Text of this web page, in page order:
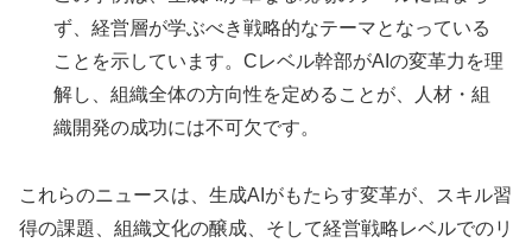
ず、経営層が学ぶべき戦略的なテーマとなっている
ことを示しています。Cレベル幹部がAIの変革力を理
解し、組織全体の方向性を定めることが、人材・組
織開発の成功には不可欠です。
これらのニュースは、生成AIがもたらす変革が、スキル習
得の課題、組織文化の醸成、そして経営戦略レベルでのリ